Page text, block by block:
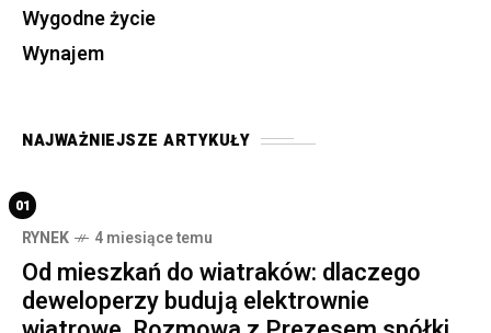
Wygodne życie
Wynajem
NAJWAŻNIEJSZE ARTYKUŁY
01
RYNEK 4 miesiące temu
Od mieszkań do wiatraków: dlaczego
deweloperzy budują elektrownie